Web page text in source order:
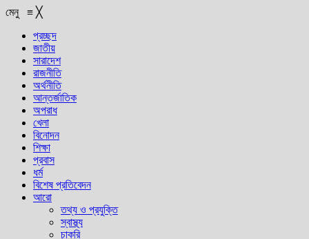
মেনু ≡ ╳
প্রচ্ছদ
জাতীয়
সারাদেশ
রাজনীতি
অর্থনীতি
আন্তর্জাতিক
অপরাধ
খেলা
বিনোদন
শিক্ষা
প্রবাস
ধর্ম
বিশেষ প্রতিবেদন
আরো
তথ্য ও প্রযুক্তি
স্বাস্থ্য
চাকরি